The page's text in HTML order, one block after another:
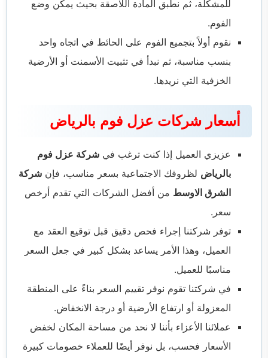
للمشكلة، ثم نطبق المادة اللاصقة بحيث يمكن وضع
الفوم.
نقوم أولاً بتجميع الفوم على الحائط في اتجاه واحد
بنسب مناسبة، ثم نبدأ في تثبيت الأسمنت أو الأرضية
الخزفية التي نريدها.
أسعار شركات عزل فوم بالرياض
عزيزي العميل إذا كنت ترغب في شركة عزل فوم
بالرياض لظروفك الاجتماعية بسعر مناسب، فإن شركة
الشرق الاوسط من أفضل الشركات التي تقدم أرخص
سعر.
توفر شركتنا إجراء فحص دقيق قبل توقيع العقد مع
العميل، وهذا الأمر يساعد بشكل كبير في جعل السعر
مناسبًا للعميل.
في شركتنا تقوم نوفر تقييم السعر بناءً على المنطقة
المعزولة أو ارتفاع الأرضية أو درجة الانخفاض.
عملائنا الأعزاء بأننا لا نحد من مساحة المكان لخفض
الأسعار فحسب، بل نوفر أيضًا للعملاء خصومات كبيرة